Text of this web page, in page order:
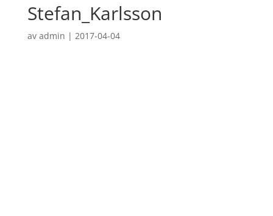
Stefan_Karlsson
av admin | 2017-04-04